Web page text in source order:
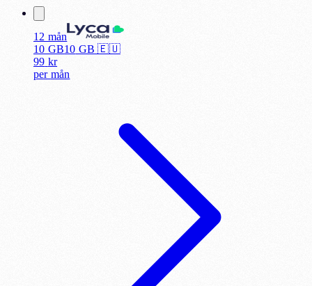
12 mån
10 GB10 GB 🇪🇺
99 kr
per mån